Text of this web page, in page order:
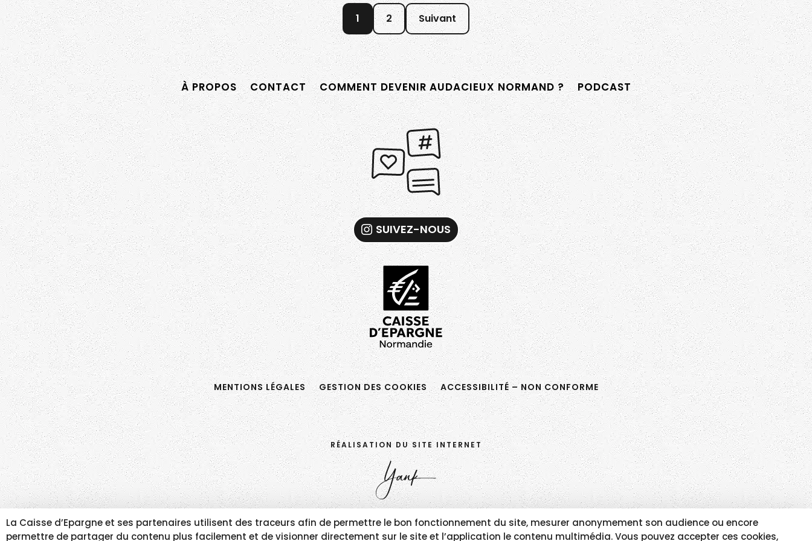
2 Suivant
À PROPOS CONTACT COMMENT DEVENIR AUDACIEUX NORMAND ? PODCAST
SUIVEZ-NOUS
MENTIONS LÉGALES GESTION DES COOKIES ACCESSIBILITÉ – NON CONFORME
RÉALISATION DU SITE INTERNET
La Caisse d’Epargne et ses partenaires utilisent des traceurs afin de permettre le bon fonctionnement du site, mesurer anonymement son audience ou encore
permettre de partager du contenu plus facilement et de visionner directement sur le site et l’application le contenu multimédia. Vous pouvez accepter ces cookies,